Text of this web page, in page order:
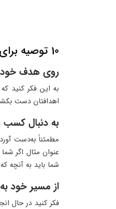
10 توصیه برای اینکه در زندگی به موفقیت دست پیدا کنید
روی هدف خود
به این فکر کنید
اهدافتان دست
به دنبال
مطمئناً به‌دست
عنوان مثال اگر
شما باید به آنچه
از مسیر خود
فکر کنید در حال